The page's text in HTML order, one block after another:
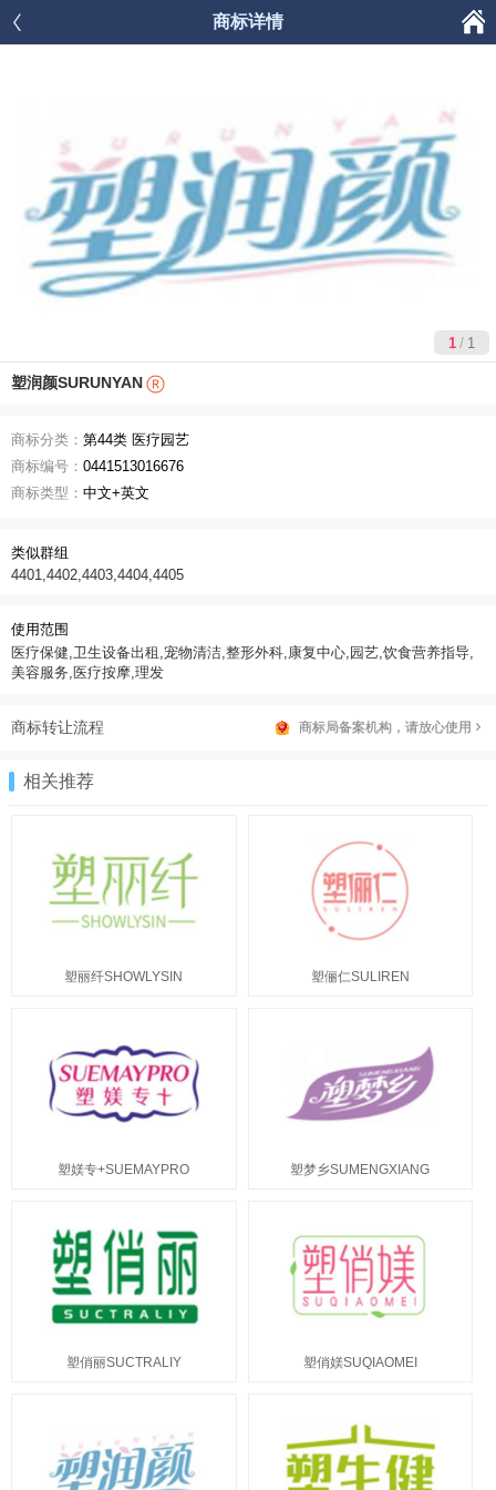
 商标详情
1 / 1
塑润颜SURUNYAN
商标分类： 第44类 医疗园艺
商标编号： 0441513016676
商标类型： 中文+英文
类似群组
4401,4402,4403,4404,4405
使用范围
医疗保健,卫生设备出租,宠物清洁,整形外科,康复中心,园艺,饮食营养指导,
美容服务,医疗按摩,理发
商标转让流程 商标局备案机构，请放心使用
相关推荐
塑丽纤SHOWLYSIN 塑俪仁SULIREN
塑媄专+SUEMAYPRO 塑梦乡SUMENGXIANG
塑俏丽SUCTRALIY 塑俏媄SUQIAOMEI